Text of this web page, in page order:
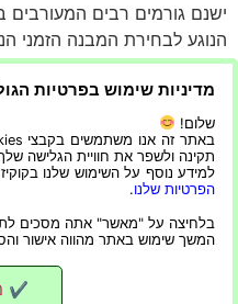
ישנם גורמים רבים
הנוגע לבחירת המבנה הזמני
הגורם החשוב ביותר הוא
אז כדאי לשקולהשכרת ציוד
קונצרט או פסטיבל באוויר
מבנים זמניים הם חלק גדול
שתבחר יהיה תלוי באירוע
מדיניות שימוש בפרטיות
שלום!
תקינה ולשפר את חוויית הגלישה
למידע נוסף על השימוש שלנו
הפרטיות שלנו.
בלחיצה על "מאשר" אתה מסכים
המשך שימוש באתר מהווה אישור
✔